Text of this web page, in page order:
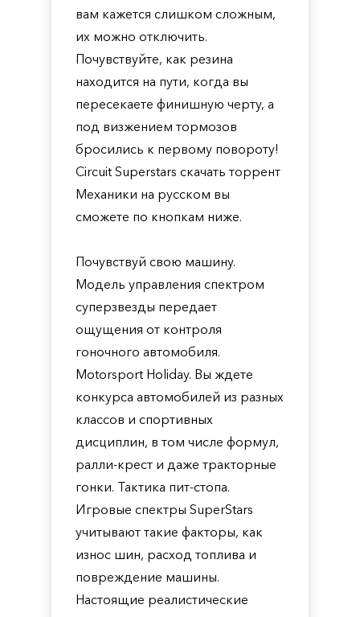
вам кажется слишком сложным,
их можно отключить.
Почувствуйте, как резина
находится на пути, когда вы
пересекаете финишную черту, а
под визжением тормозов
бросились к первому повороту!
Circuit Superstars скачать торрент
Механики на русском вы
сможете по кнопкам ниже.
Почувствуй свою машину.
Модель управления спектром
суперзвезды передает
ощущения от контроля
гоночного автомобиля.
Motorsport Holiday. Вы ждете
конкурса автомобилей из разных
классов и спортивных
дисциплин, в том числе формул,
ралли-крест и даже тракторные
гонки. Тактика пит-стопа.
Игровые спектры SuperStars
учитывают такие факторы, как
износ шин, расход топлива и
повреждение машины.
Настоящие реалистические